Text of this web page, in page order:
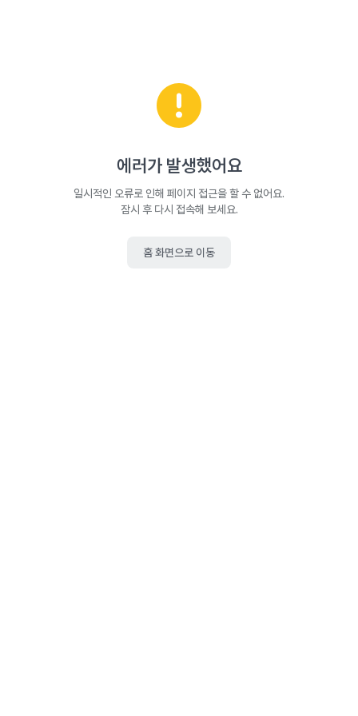
에러가 발생했어요
일시적인 오류로 인해 페이지 접근을 할 수 없어요.
잠시 후 다시 접속해 보세요.
홈 화면으로 이동